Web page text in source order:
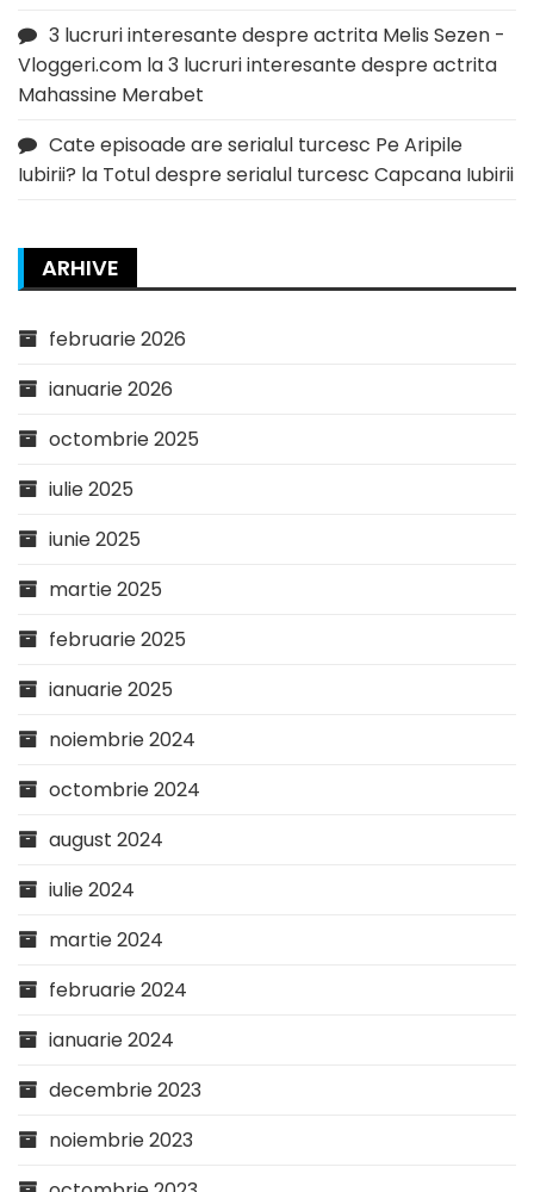
3 lucruri interesante despre actrita Melis Sezen -
Vloggeri.com la3 lucruri interesante despre actrita
Mahassine Merabet
Cate episoade are serialul turcesc Pe Aripile
Iubirii? la Totul despre serialul turcesc Capcana Iubirii
ARHIVE
februarie 2026
ianuarie 2026
octombrie 2025
iulie 2025
iunie 2025
martie 2025
februarie 2025
ianuarie 2025
noiembrie 2024
octombrie 2024
august 2024
iulie 2024
martie 2024
februarie 2024
ianuarie 2024
decembrie 2023
noiembrie 2023